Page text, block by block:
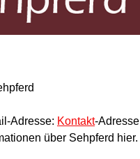
Adresse: Kontakt-Adresse
über Sehpferd hier.